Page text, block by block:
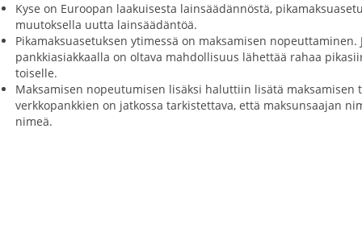
Kyse on Euroopan laakuisesta lainsäädännöstä,
muutoksella uutta lainsäädäntöä.
Pikamaksuasetuksen ytimessä on maksamisen nopeuttaminen.
pankkiasiakkaalla on oltava mahdollisuus lähettää rahaa
toiselle.
Maksamisen nopeutumisen lisäksi haluttiin lisätä maksamisen
verkkopankkien on jatkossa tarkistettava, että maksunsaajan
nimeä.